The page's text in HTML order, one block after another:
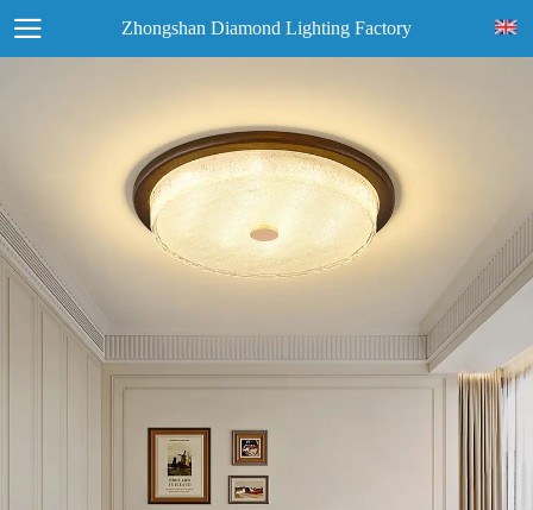
Zhongshan Diamond Lighting Factory